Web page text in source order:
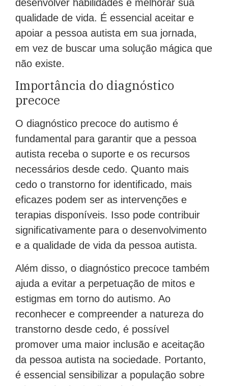
desenvolver habilidades e melhorar sua
qualidade de vida. É essencial aceitar e
apoiar a pessoa autista em sua jornada,
em vez de buscar uma solução mágica que
não existe.
Importância do diagnóstico
precoce
O diagnóstico precoce do autismo é
fundamental para garantir que a pessoa
autista receba o suporte e os recursos
necessários desde cedo. Quanto mais
cedo o transtorno for identificado, mais
eficazes podem ser as intervenções e
terapias disponíveis. Isso pode contribuir
significativamente para o desenvolvimento
e a qualidade de vida da pessoa autista.
Além disso, o diagnóstico precoce também
ajuda a evitar a perpetuação de mitos e
estigmas em torno do autismo. Ao
reconhecer e compreender a natureza do
transtorno desde cedo, é possível
promover uma maior inclusão e aceitação
da pessoa autista na sociedade. Portanto,
é essencial sensibilizar a população sobre